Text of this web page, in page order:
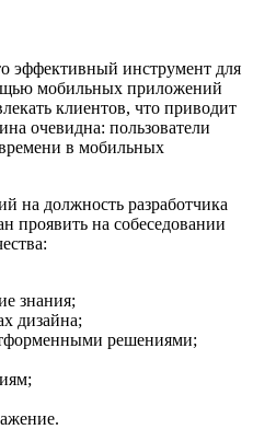
инструмент для
мобильных приложений
клиентов, что приводит
очевидна: пользователи
в мобильных
на должность разработчика
проявить на собеседовании
знания;
дизайна;
решениями;